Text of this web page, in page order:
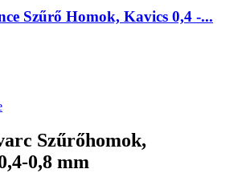
Szűrő Homok, Kavics 0,4 -...
Szűrőhomok,
0,8 mm